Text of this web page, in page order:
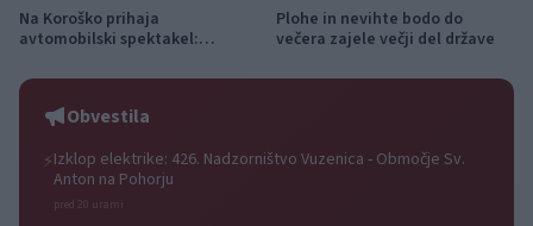
Na Koroško prihaja
avtomobilski spektakel:
progah in atraktivni Car Meet
Plohe in nevihte bodo do
večera zajele večji del države
Obvestila
⚡Izklop elektrike: 426. Nadzorništvo Vuzenica - Območje Sv.
Anton na Pohorju
pred 20 urami